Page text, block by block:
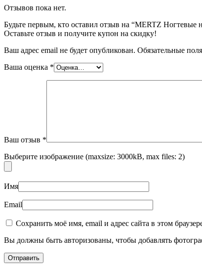
Отзывов пока нет.
Будьте первым, кто оставил отзыв на “MERTZ Ногтевые
Оставьте отзыв и получите купон на скидку!
Ваш адрес email не будет опубликован. Обязательные
Ваша оценка *
Ваш отзыв *
Выберите изображение (maxsize: 3000kB, max files: 2)
Имя
Email
Сохранить моё имя, email и адрес сайта в этом
Вы должны быть авторизованы, чтобы добавлять